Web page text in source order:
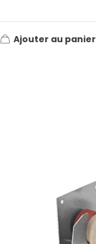
Ajouter au panier